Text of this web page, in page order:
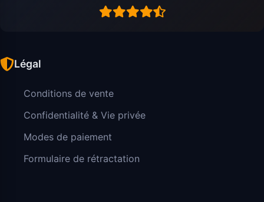
Légal
Conditions de vente
Confidentialité & Vie privée
Modes de paiement
Formulaire de rétractation